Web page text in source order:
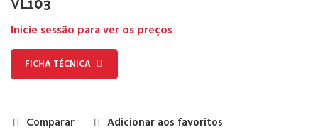
Inicie sessão para ver os preços
FICHA TÉCNICA
Comparar Adicionar aos favoritos